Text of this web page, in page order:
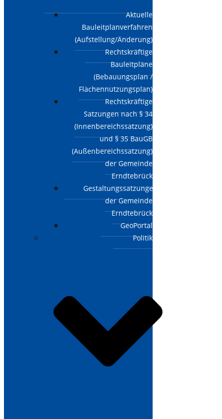
Aktuelle
Bauleitplanverfahren
(Aufstellung/Änderung)
Rechtskräftige
Bauleitpläne
(Bebauungsplan /
Flächennutzungsplan)
Rechtskräftige
Satzungen nach § 34
(Innenbereichssatzung)
und § 35 BauGB
(Außenbereichssatzung)
der Gemeinde
Erndtebrück
Gestaltungssatzungen
der Gemeinde
Erndtebrück
GeoPortal
Politik